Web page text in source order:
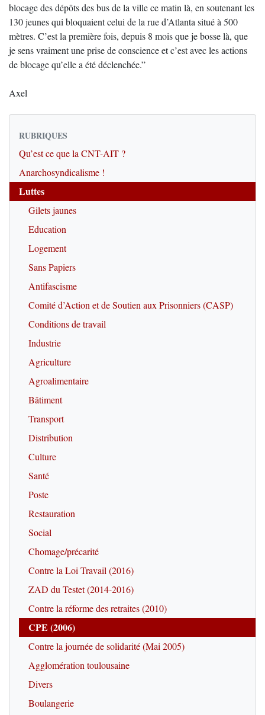
blocage des dépôts des bus de la ville ce matin là, en soutenant les
130 jeunes qui bloquaient celui de la rue d’Atlanta situé à 500
mètres. C’est la première fois, depuis 8 mois que je bosse là, que
je sens vraiment une prise de conscience et c’est avec les actions
de blocage qu’elle a été déclenchée.”
Axel
RUBRIQUES
Qu’est ce que la CNT-AIT ?
Anarchosyndicalisme !
Luttes
Gilets jaunes
Education
Logement
Sans Papiers
Antifascisme
Comité d’Action et de Soutien aux Prisonniers (CASP)
Conditions de travail
Industrie
Agriculture
Agroalimentaire
Bâtiment
Transport
Distribution
Culture
Santé
Poste
Restauration
Social
Chomage/précarité
Contre la Loi Travail (2016)
ZAD du Testet (2014-2016)
Contre la réforme des retraites (2010)
CPE (2006)
Contre la journée de solidarité (Mai 2005)
Agglomération toulousaine
Divers
Boulangerie